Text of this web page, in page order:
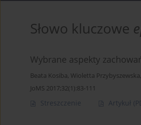
Słowo kluczowe
Wybrane aspekty
Beata Kosiba, Wioletta Przybyszewska,
JoMS 2017;32(1):83-111
Streszczenie Artykuł